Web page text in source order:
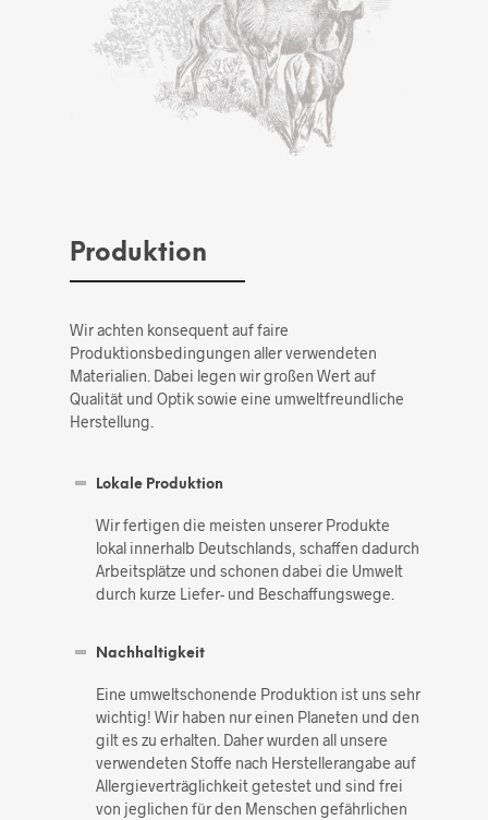
Produktion
Wir achten konsequent auf faire
Produktionsbedingungen aller verwendeten
Materialien. Dabei legen wir großen Wert auf
Qualität und Optik sowie eine umweltfreundliche
Herstellung.
Lokale Produktion
Wir fertigen die meisten unserer Produkte
lokal innerhalb Deutschlands, schaffen dadurch
Arbeitsplätze und schonen dabei die Umwelt
durch kurze Liefer- und Beschaffungswege.
Nachhaltigkeit
Eine umweltschonende Produktion ist uns sehr
wichtig! Wir haben nur einen Planeten und den
gilt es zu erhalten. Daher wurden all unsere
verwendeten Stoffe nach Herstellerangabe auf
Allergieverträglichkeit getestet und sind frei
von jeglichen für den Menschen gefährlichen